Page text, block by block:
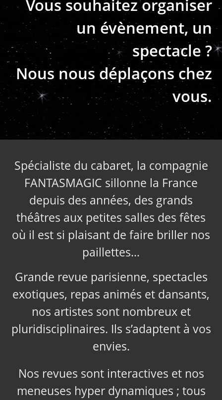
Vous souhaitez organiser
un évènement, un
spectacle ?
Nous nous déplaçons chez
vous.
Spécialiste du cabaret, la compagnie
FANTASMAGIC sillonne la France
depuis des années, des grands
théâtres aux petites salles des fêtes
où il est si plaisant de faire briller nos
paillettes…
Grande revue parisienne, spectacles
exotiques, repas animés et dansants,
nos artistes sont nombreux et
pluridisciplinaires. Ils s’adaptent à vos
envies.
Nos revues sont interactives et nos
meneuses hyper dynamiques ; tous